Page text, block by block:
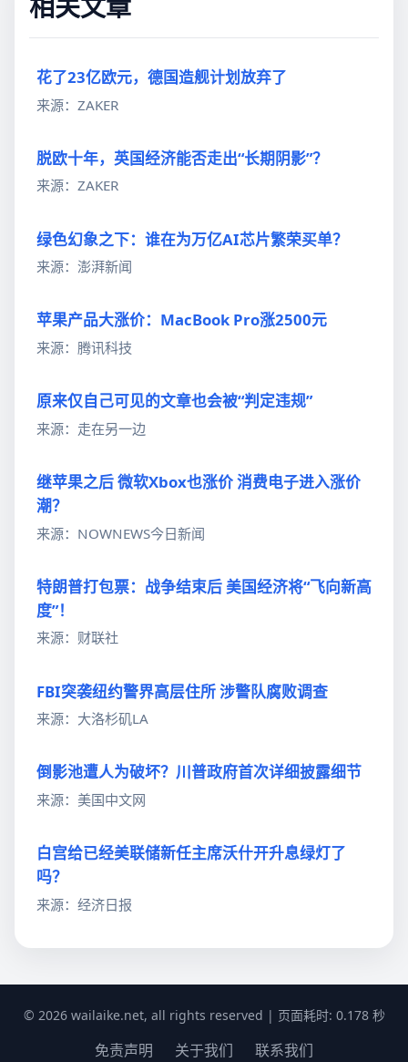
花了23亿欧元，德国造舰计划放弃了
来源：ZAKER
脱欧十年，英国经济能否走出“长期阴影”？
来源：ZAKER
绿色幻象之下：谁在为万亿AI芯片繁荣买单？
来源：澎湃新闻
苹果产品大涨价：MacBook Pro涨2500元
来源：腾讯科技
原来仅自己可见的文章也会被“判定违规”
来源：走在另一边
继苹果之后 微软Xbox也涨价 消费电子进入涨价
潮？
来源：NOWNEWS今日新闻
特朗普打包票：战争结束后 美国经济将“飞向新高
度”！
来源：财联社
FBI突袭纽约警界高层住所 涉警队腐败调查
来源：大洛杉矶LA
倒影池遭人为破坏？川普政府首次详细披露细节
来源：美国中文网
白宫给已经美联储新任主席沃什开升息绿灯了
吗？
来源：经济日报
© 2026 wailaike.net, all rights reserved | 页面耗时: 0.178 秒
免责声明 关于我们 联系我们